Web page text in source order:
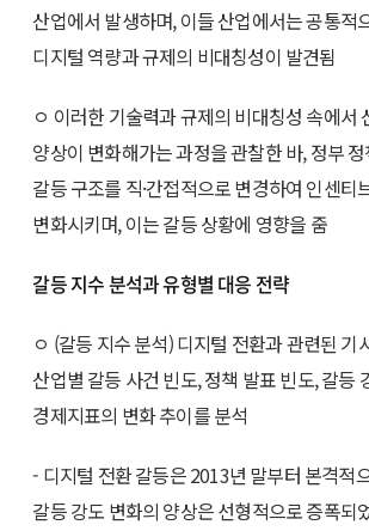
산업에서 발생하며, 이들 산업에서는 공통적
디지털 역량과 규제의 비대칭성이 발견됨
ㅇ 이러한 기술력과 규제의 비대칭성 속에서
양상이 변화해가는 과정을 관찰한 바, 정부
갈등 구조를 직·간접적으로 변경하여 인센티
변화시키며, 이는 갈등 상황에 영향을 줌
갈등 지수 분석과 유형별 대응 전략
ㅇ (갈등 지수 분석) 디지털 전환과 관련된 기
산업별 갈등 사건 빈도, 정책 발표 빈도, 갈등
경제지표의 변화 추이를 분석
- 디지털 전환 갈등은 2013년 말부터 본격적
갈등 강도 변화의 양상은 선형적으로 증폭되